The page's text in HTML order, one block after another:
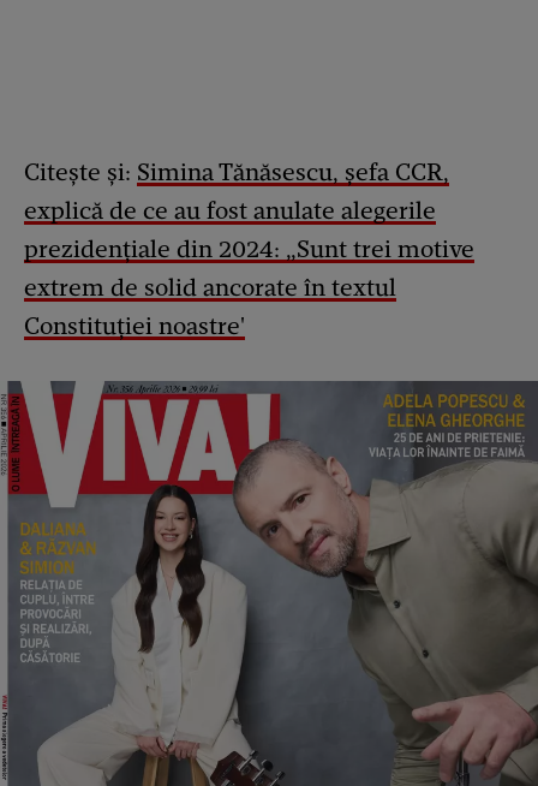
Citește și: Simina Tănăsescu, șefa CCR,
explică de ce au fost anulate alegerile
prezidențiale din 2024: „Sunt trei motive
extrem de solid ancorate în textul
Constituției noastre'